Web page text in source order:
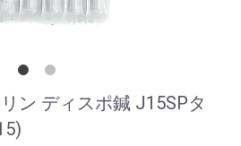
ン ディスポ鍼 J15SPタ